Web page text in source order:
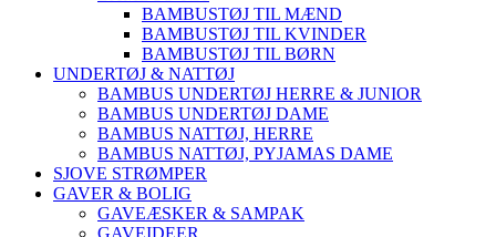
BAMBUSTØJ TIL MÆND
BAMBUSTØJ TIL KVINDER
BAMBUSTØJ TIL BØRN
UNDERTØJ & NATTØJ
BAMBUS UNDERTØJ HERRE & JUNIOR
BAMBUS UNDERTØJ DAME
BAMBUS NATTØJ, HERRE
BAMBUS NATTØJ, PYJAMAS DAME
SJOVE STRØMPER
GAVER & BOLIG
GAVEÆSKER & SAMPAK
GAVEIDEER